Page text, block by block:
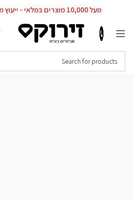
מעל 10,000 מוצרים במלאי - ייעוץ מיידי 050-640-8555